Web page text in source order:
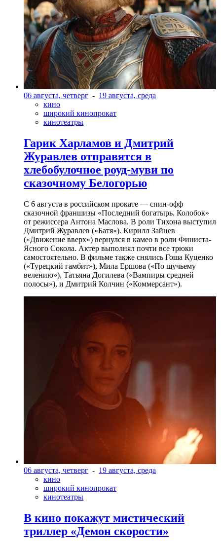
06 августа, четверг - 19 августа, среда
кино
широкий кинопрокат
кинотеатры
Гарик Харламов и Дмитрий
Журавлев отправятся в
хлебобулочное роуд-муви по
сказочному Белогорью
С 6 августа в российском прокате — спин-офф
сказочной франшизы «Последний богатырь. Колобок»
от режиссера Антона Маслова. В роли Тихона выступил
Дмитрий Журавлев («Батя»). Кирилл Зайцев
(«Движение вверх») вернулся в камео в роли Финиста-
Ясного Сокола. Актер выполнял почти все трюки
самостоятельно. В фильме также снялись Гоша Куценко
(«Турецкий гамбит»), Мила Ершова («По щучьему
велению»), Татьяна Догилева («Вампиры средней
полосы»), и Дмитрий Колчин («Коммерсант»).
06 августа, четверг - 19 августа, среда
кино
широкий кинопрокат
кинотеатры
В кино покажут мистический
триллер «Демон скорости»